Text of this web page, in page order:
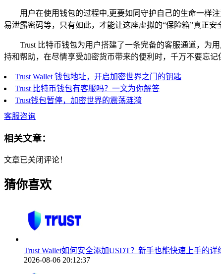
用户在使用钱包的过程中,更要如同守护自己的生命一样
易泄露密码等，只有如此，才能让这座虚拟的“保险箱”真正安
Trust 比特币钱包为用户搭建了一条完备的客服通道，为
持和帮助，在尽情享受加密货币带来的便利时，千万不要忘
Trust Wallet 钱包地址，开启加密世界之门的钥匙
Trust 比特币钱包有客服吗？一文为你解答
Trust钱包暂停，加密世界的震荡涟漪
客服咨询
相关文章：
文章已关闭评论！
猜你喜欢
Trust Wallet如何安全添加USDT？新手也能快速上手的详
2026-08-06 20:12:37